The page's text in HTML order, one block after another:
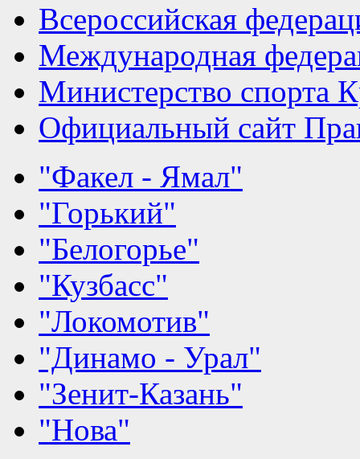
Всероссийская
Международная
Министерство спорта
Официальный сайт
"Факел - Ямал"
"Горький"
"Белогорье"
"Кузбасс"
"Локомотив"
"Динамо - Урал"
"Зенит-Казань"
"Нова"